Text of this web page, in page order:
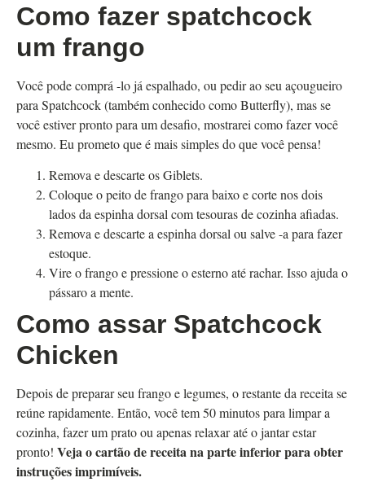
Como fazer spatchcock
um frango
Você pode comprá -lo já espalhado, ou pedir ao seu açougueiro
para Spatchcock (também conhecido como Butterfly), mas se
você estiver pronto para um desafio, mostrarei como fazer você
mesmo. Eu prometo que é mais simples do que você pensa!
Remova e descarte os Giblets.
Coloque o peito de frango para baixo e corte nos dois
lados da espinha dorsal com tesouras de cozinha afiadas.
Remova e descarte a espinha dorsal ou salve -a para fazer
estoque.
Vire o frango e pressione o esterno até rachar. Isso ajuda o
pássaro a mente.
Como assar Spatchcock
Chicken
Depois de preparar seu frango e legumes, o restante da receita se
reúne rapidamente. Então, você tem 50 minutos para limpar a
cozinha, fazer um prato ou apenas relaxar até o jantar estar
pronto! Veja o cartão de receita na parte inferior para obter
instruções imprimíveis.